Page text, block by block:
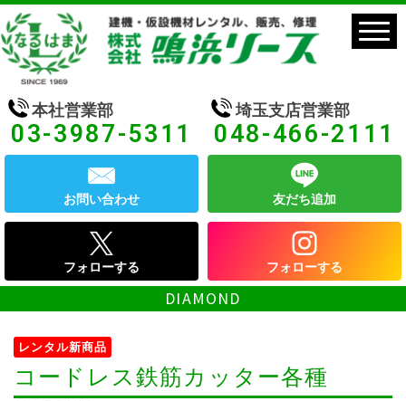
本社営業部
03-3987-5311
埼玉支店営業部
048-466-2111
お問い合わせ 友だち追加
フォローする フォローする
DIAMOND
レンタル新商品
コードレス鉄筋カッター各種